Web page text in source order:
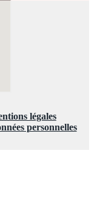
légales
personnelles